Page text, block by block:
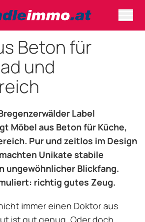
Beton für
und
Label
Möbel aus Beton für Küche,
Pur und zeitlos im Design
Unikate stabile
ungewöhnlicher Blickfang.
richtig gutes Zeug.
immer einen Doktor aus